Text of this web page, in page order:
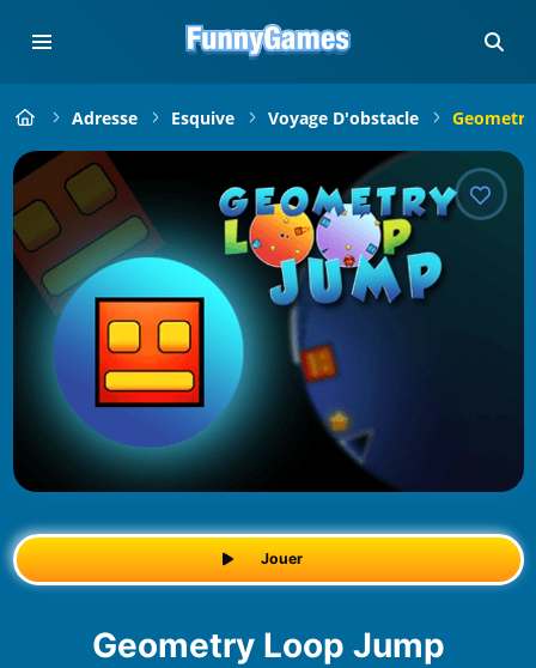
Adresse Esquive Voyage D'obstacle
Jouer
Geometry Loop Jump